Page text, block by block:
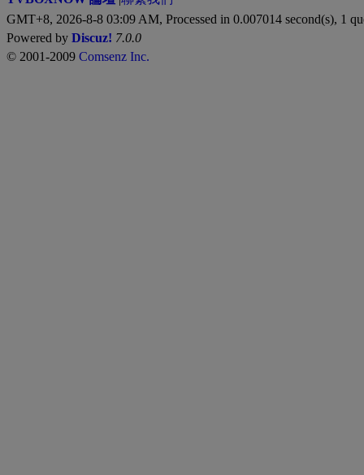
GMT+8, 2026-8-8 03:09 AM, Processed in 0.007014 second(s), 1
Powered by Discuz! 7.0.0
© 2001-2009 Comsenz Inc.